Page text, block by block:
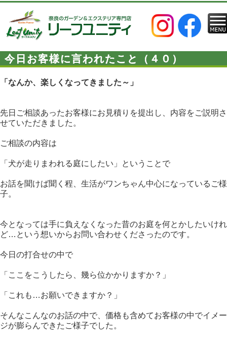
今日お客様に言われたこと（４０）
「なんか、楽しくなってきました～」
先日ご相談あったお客様にお見積りを提出し、内容をご説明さ
せていただきました。
ご相談の内容は
「犬が走りまわれる庭にしたい」ということで
お話を聞けば聞く程、生活がワンちゃん中心になっているご様
子。
今となっては手に負えなくなった昔のお庭を何とかしたいけれ
ど…という想いからお問い合わせくださったのです。
今日の打合せの中で
「ここをこうしたら、幾ら位かかりますか？」
「これも…お願いできますか？」
そんなこんなのお話の中で、価格も含めてお客様の中でイメー
ジが膨らんできたご様子でした。